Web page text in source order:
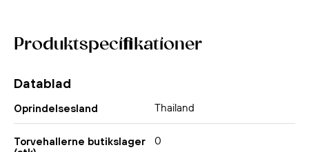
Produktspecifikationer
Datablad
Oprindelsesland Thailand
Torvehallerne butikslager
0